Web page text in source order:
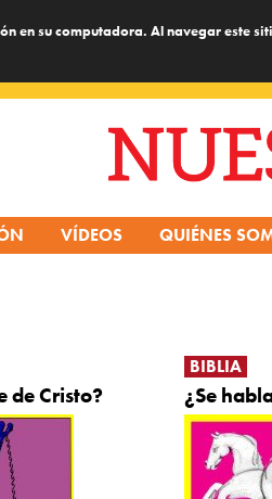
en su computadora. Al navegar este
VÍDEOS QUIÉNES
de Cristo?
BIBLIA
¿Se